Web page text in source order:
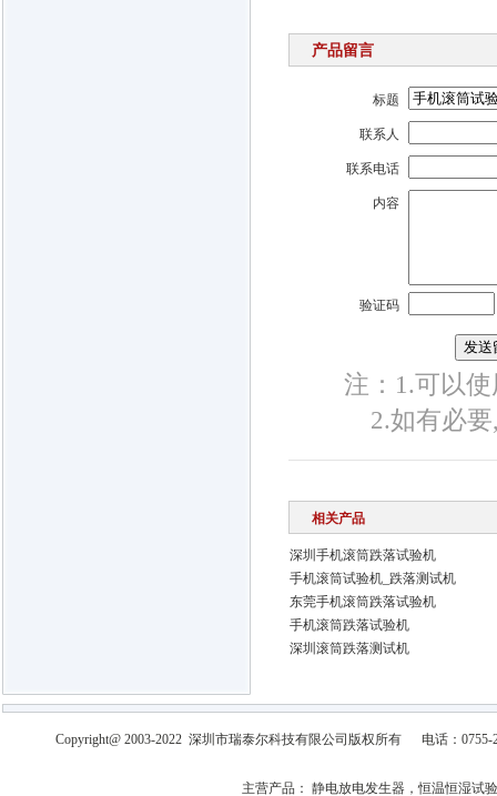
产品留言
标题
联系人
联系电话
内容
验证码
注：1.可以
2.如有必
相关产品
深圳手机滚筒跌落试验机
手机滚筒试验机_跌落测试机
东莞手机滚筒跌落试验机
手机滚筒跌落试验机
深圳滚筒跌落测试机
Copyright@ 2003-2022 深圳市瑞泰尔科技有限公司 版权所有 电话：0755-
主营产品： 静电放电发生器，恒温恒湿试